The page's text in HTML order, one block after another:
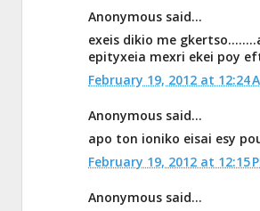
Anonymous said...
exeis dikio me
epityxeia mexri ekei poy
February 19, 2012 at 12:24
Anonymous said...
apo ton ioniko eisai esy
February 19, 2012 at 12:15
Anonymous said...